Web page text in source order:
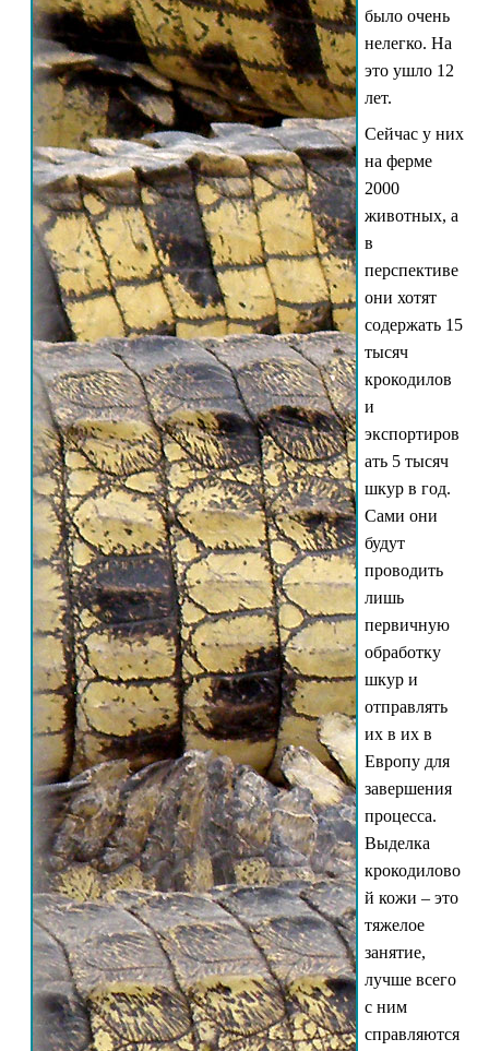
было очень
нелегко. На
это ушло 12
лет.
Сейчас у них
на ферме
2000
животных, а
в
перспективе
они хотят
содержать 15
тысяч
крокодилов
и
экспортиров
ать 5 тысяч
шкур в год.
Сами они
будут
проводить
лишь
первичную
обработку
шкур и
отправлять
их в их в
Европу для
завершения
процесса.
Выделка
крокодилово
й кожи – это
тяжелое
занятие,
лучше всего
с ним
справляются